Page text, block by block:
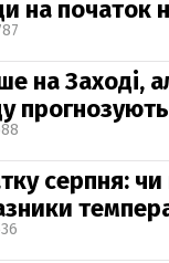
на початок
на Заході,
серпня: